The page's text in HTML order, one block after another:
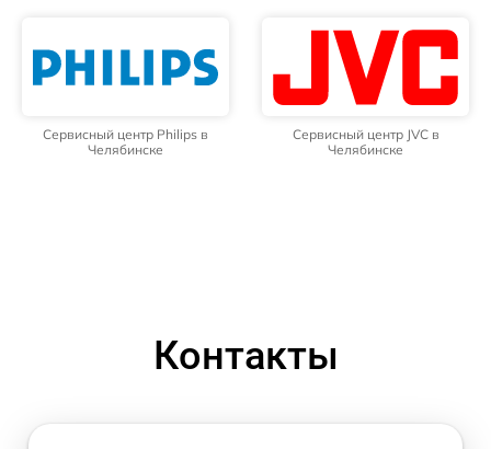
Сервисный центр Philips в
Челябинске
Сервисный центр JVC в
Челябинске
Контакты